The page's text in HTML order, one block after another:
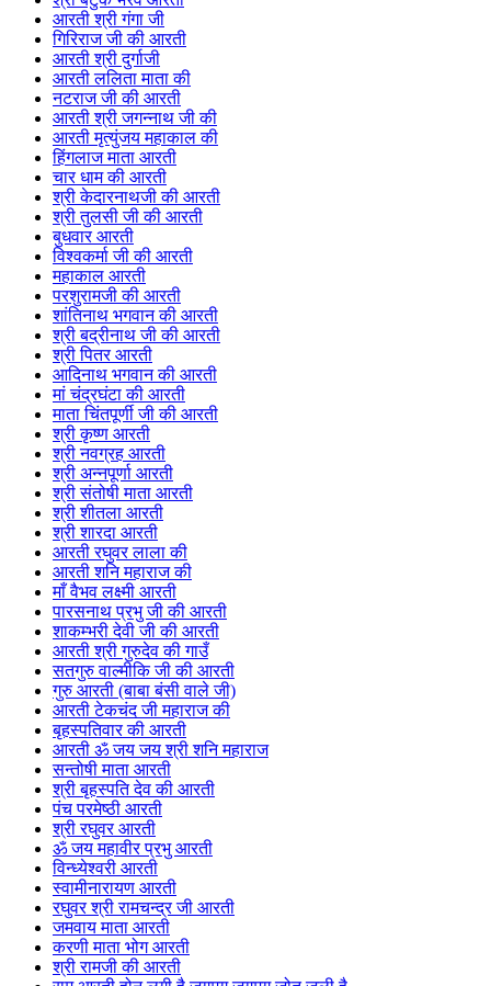
आरती श्री गंगा जी
गिरिराज जी की आरती
आरती श्री दुर्गाजी
आरती ललिता माता की
नटराज जी की आरती
आरती श्री जगन्नाथ जी की
आरती मृत्युंजय महाकाल की
हिंगलाज माता आरती
चार धाम की आरती
श्री केदारनाथजी की आरती
श्री तुलसी जी की आरती
बुधवार आरती
विश्वकर्मा जी की आरती
महाकाल आरती
परशुरामजी की आरती
शांतिनाथ भगवान की आरती
श्री बद्रीनाथ जी की आरती
श्री पितर आरती
आदिनाथ भगवान की आरती
मां चंद्रघंटा की आरती
माता चिंतपूर्णी जी की आरती
श्री कृष्ण आरती
श्री नवग्रह आरती
श्री अन्नपूर्णा आरती
श्री संतोषी माता आरती
श्री शीतला आरती
श्री शारदा आरती
आरती रघुवर लाला की
आरती शनि महाराज की
माँ वैभव लक्ष्मी आरती
पारसनाथ प्रभु जी की आरती
शाकम्भरी देवी जी की आरती
आरती श्री गुरुदेव की गाउँ
सतगुरु वाल्मीकि जी की आरती
गुरु आरती (बाबा बंसी वाले जी)
आरती टेकचंद जी महाराज की
बृहस्पतिवार की आरती
आरती ॐ जय जय श्री शनि महाराज
सन्तोषी माता आरती
श्री बृहस्पति देव की आरती
पंच परमेष्ठी आरती
श्री रघुवर आरती
ॐ जय महावीर प्रभु आरती
विन्ध्येश्वरी आरती
स्वामीनारायण आरती
रघुवर श्री रामचन्द्र जी आरती
जमवाय माता आरती
करणी माता भोग आरती
श्री रामजी की आरती